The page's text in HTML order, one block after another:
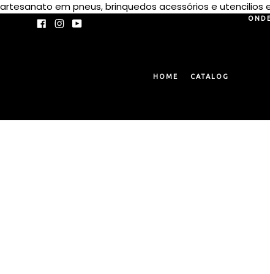
artesanato em pneus, brinquedos acessórios e utencilios
FacebookInstagram
HOME CATALOG